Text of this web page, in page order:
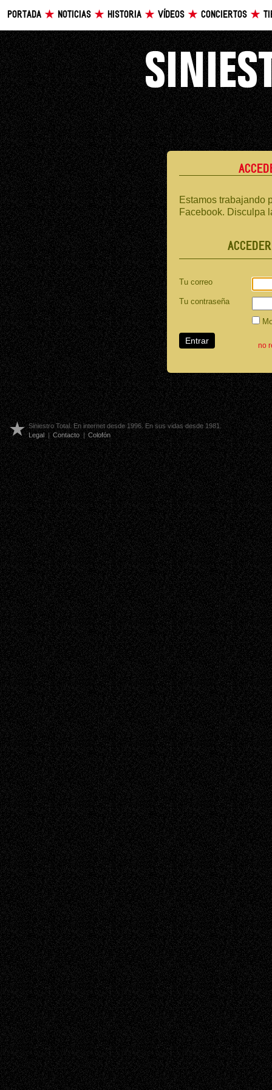
PORTADA NOTICIAS HISTORIA VÍDEOS CONCIERTOS
Estamos trabajando
Facebook. Disculpa
Tu correo
Tu contraseña
no
Siniestro Total. En internet desde 1996. En sus vidas desde 1981.
Legal | Contacto | Colofón